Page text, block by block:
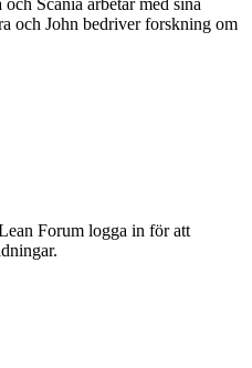
Scania arbetar med sina
och John bedriver forskning om
Forum logga in för att